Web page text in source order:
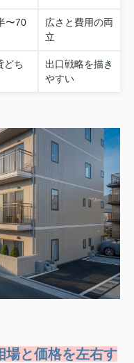
〜70
広さと費用の両
立
どち
出口戦略を描き
やすい
場と価格を左右す